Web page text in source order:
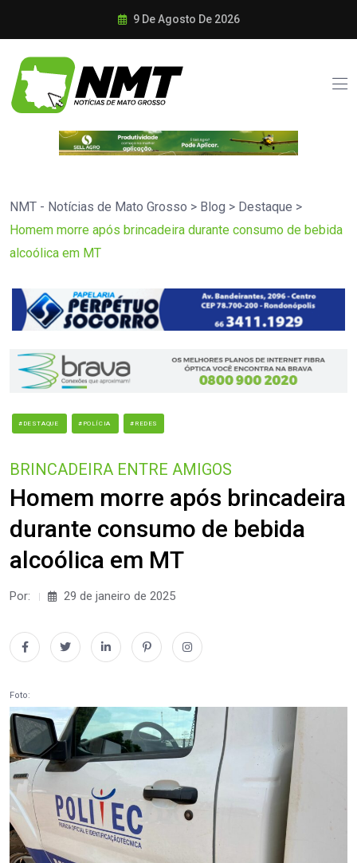
9 De Agosto De 2026
NMT - Notícias de Mato Grosso > Blog > Destaque >
Homem morre após brincadeira durante consumo de bebida
alcoólica em MT
#DESTAQUE #POLÍCIA #REDES
BRINCADEIRA ENTRE AMIGOS
Homem morre após brincadeira
durante consumo de bebida
alcoólica em MT
Por: 29 de janeiro de 2025
Foto: